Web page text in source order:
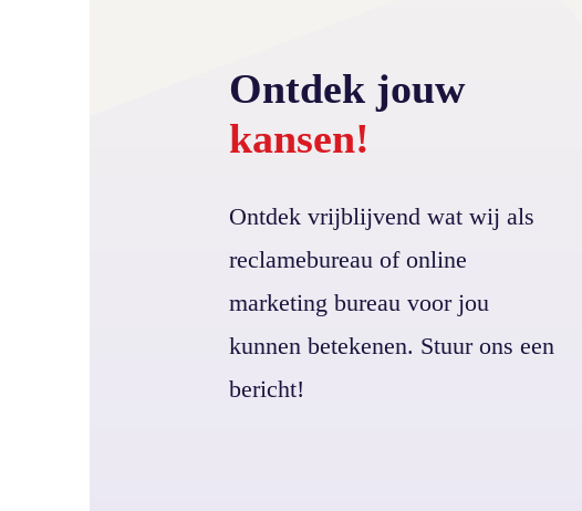
Ontdek jouw
kansen!
Ontdek vrijblijvend wat wij als
reclamebureau of online
marketing bureau voor jou
kunnen betekenen. Stuur ons een
bericht!